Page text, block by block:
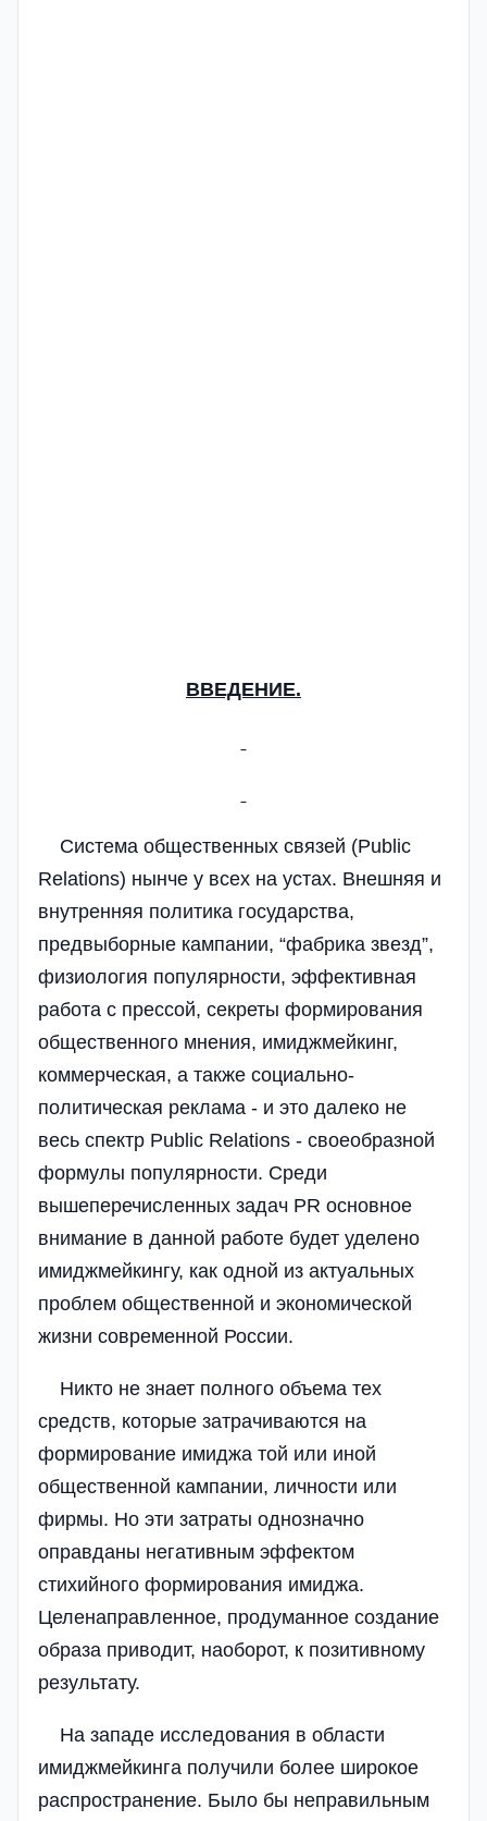
ВВЕДЕНИЕ.
Система общественных связей (Public
Relations) нынче у всех на устах. Внешняя и
внутренняя политика государства,
предвыборные кампании, “фабрика звезд”,
физиология популярности, эффективная
работа с прессой, секреты формирования
общественного мнения, имиджмейкинг,
коммерческая, а также социально-
политическая реклама - и это далеко не
весь спектр Public Relations - своеобразной
формулы популярности. Среди
вышеперечисленных задач PR основное
внимание в данной работе будет уделено
имиджмейкингу, как одной из актуальных
проблем общественной и экономической
жизни современной России.
Никто не знает полного объема тех
средств, которые затрачиваются на
формирование имиджа той или иной
общественной кампании, личности или
фирмы. Но эти затраты однозначно
оправданы негативным эффектом
стихийного формирования имиджа.
Целенаправленное, продуманное создание
образа приводит, наоборот, к позитивному
результату.
На западе исследования в области
имиджмейкинга получили более широкое
распространение. Было бы неправильным